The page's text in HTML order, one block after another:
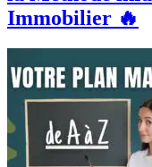
Immobilier 🔥